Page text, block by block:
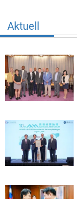
Aktuell